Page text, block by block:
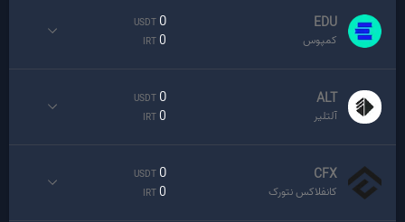
EDU
کمپوس
0
USDT
0
IRT
ALT
آلتلیر
0
USDT
0
IRT
CFX
کانفلاکس نتورک
0
USDT
0
IRT